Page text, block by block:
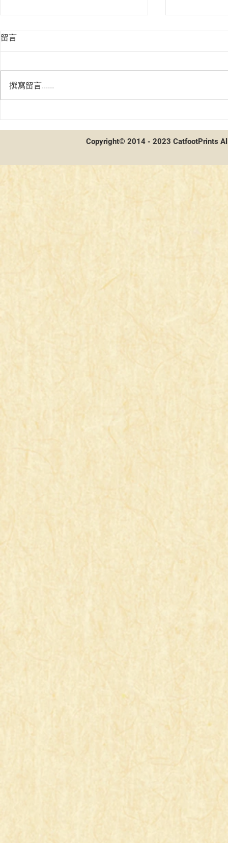
間諜家家酒開箱及配率
留言
撰寫留言......
Copyright© 2014 - 2023 CatfootPrints